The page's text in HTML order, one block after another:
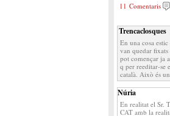
11 Comentaris
Trencaclosques
En una cosa
van quedar fixats
pot començar ja
q per reeditar-se
català. Això és
Núria
En realitat el Sr.
CAT amb la